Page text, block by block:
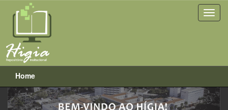
Skip
navigation
Home
Previous Next